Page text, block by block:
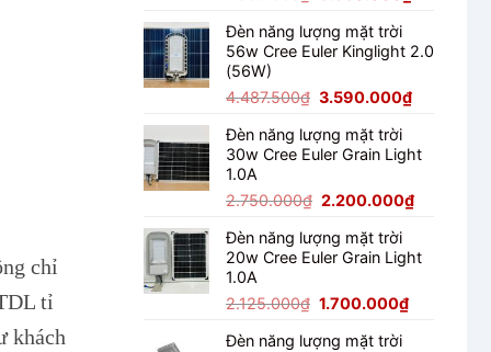
chỉ
tỉ
khách
là:
7.062.500₫. là:
Đèn năng lượng mặt trời
56w Cree Euler Kinglight 2.0
(56W)
4.487.500₫ Giá
là:
4.487.500₫.
3.590.000₫Giá
là:
Đèn năng lượng mặt trời
30w Cree Euler Grain Light
1.0A
2.750.000₫ Giá
là:
2.750.000₫.
2.200.000₫Giá
là:
Đèn năng lượng mặt trời
20w Cree Euler Grain Light
1.0A
2.125.000₫ Giá
là:
1.700.000₫Giá
Đèn năng lượng mặt trời